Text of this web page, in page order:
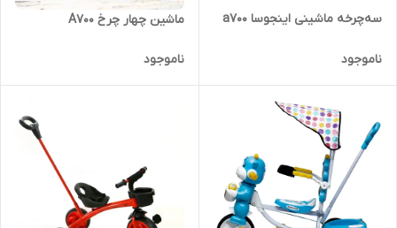
سه‌چرخه ماشینی اینجوسا a700
ناموجود
ماشین چهار چرخ A700
ناموجود